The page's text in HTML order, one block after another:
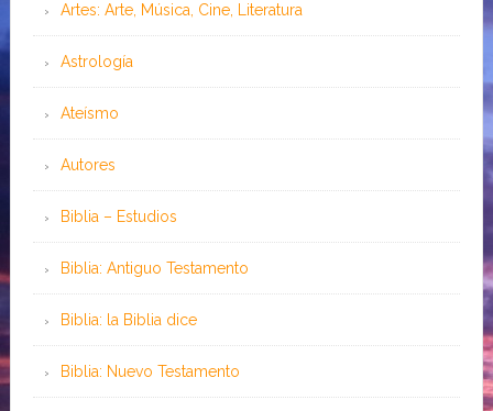
Artes: Arte, Música, Cine, Literatura
Astrología
Ateísmo
Autores
Biblia – Estudios
Biblia: Antiguo Testamento
Biblia: la Biblia dice
Biblia: Nuevo Testamento